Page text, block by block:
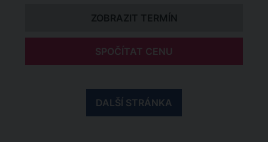
ZOBRAZIT TERMÍN
SPOČÍTAT CENU
DALŠÍ STRÁNKA